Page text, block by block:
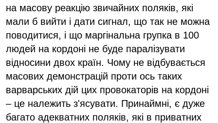
на масову реакцію звичайних поляків, які
мали б вийти і дати сигнал, що так не можна
поводитися, і що маргінальна групка в 100
людей на кордоні не буде паралізувати
відносини двох країн. Чому не відбувається
масових демонстрацій проти ось таких
варварських дій цих провокаторів на кордоні
– це належить з'ясувати. Принаймні, є дуже
багато адекватних поляків, які в приватних